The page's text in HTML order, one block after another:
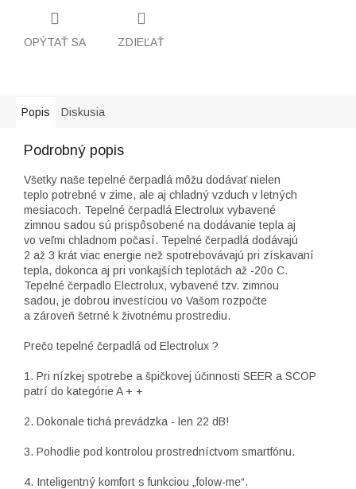
OPÝTAŤ SA ZDIEĽAŤ
Popis Diskusia
Podrobný popis
Všetky naše tepelné čerpadlá môžu dodávať nielen
teplo potrebné v zime, ale aj chladný vzduch v letných
mesiacoch. Tepelné čerpadlá Electrolux vybavené
zimnou sadou sú prispôsobené na dodávanie tepla aj
vo veľmi chladnom počasí. Tepelné čerpadlá dodávajú
2 až 3 krát viac energie než spotrebovávajú pri získavaní
tepla, dokonca aj pri vonkajších teplotách až -20o C.
Tepelné čerpadlo Electrolux, vybavené tzv. zimnou
sadou, je dobrou investíciou vo Vašom rozpočte
a zároveň šetrné k životnému prostrediu.
Prečo tepelné čerpadlá od Electrolux ?
1. Pri nízkej spotrebe a špičkovej účinnosti SEER a SCOP
patrí do kategórie A + +
2. Dokonale tichá prevádzka - len 22 dB!
3. Pohodlie pod kontrolou prostredníctvom smartfónu.
4. Inteligentný komfort s funkciou „folow-me“.